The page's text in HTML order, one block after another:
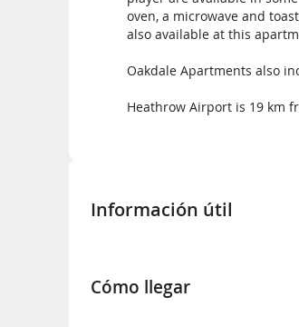
oven, a microwave and
also available at this
Oakdale Apartments also
Heathrow Airport is 19 km
Información útil
Cómo llegar